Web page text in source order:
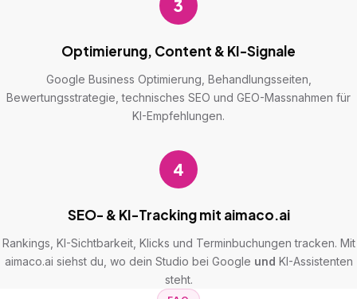
3
Optimierung, Content & KI-Signale
Google Business Optimierung, Behandlungsseiten,
Bewertungsstrategie, technisches SEO und GEO-Massnahmen für
KI-Empfehlungen.
4
SEO- & KI-Tracking mit aimaco.ai
Rankings, KI-Sichtbarkeit, Klicks und Terminbuchungen tracken. Mit
aimaco.ai siehst du, wo dein Studio bei Google und KI-Assistenten
steht.